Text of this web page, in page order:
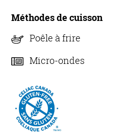
Méthodes de cuisson
Poêle à frire
Micro-ondes